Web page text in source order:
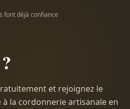
font déjà confiance
?
et rejoignez le
la cordonnerie artisanale en